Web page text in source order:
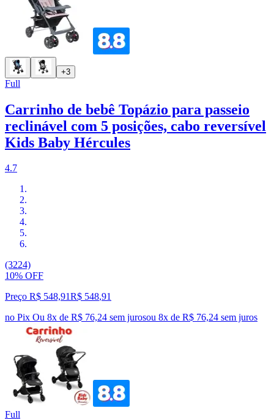
+3
Full
Carrinho de bebê Topázio para passeio
reclinável com 5 posições, cabo reversível
Kids Baby Hércules
4.7
(3224)
10% OFF
Preço R$ 548,91R$ 548,91
no Pix Ou 8x de R$ 76,24 sem jurosou 8x de R$ 76,24 sem juros
Full